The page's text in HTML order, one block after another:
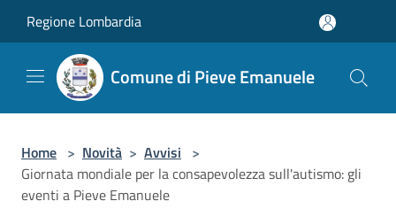
Regione Lombardia
Comune di Pieve Emanuele
Home > Novità > Avvisi >
Giornata mondiale per la consapevolezza sull'autismo: gli
eventi a Pieve Emanuele